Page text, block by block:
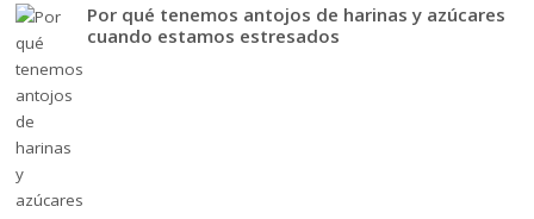
Por qué tenemos antojos de harinas y azúcares
cuando estamos estresados